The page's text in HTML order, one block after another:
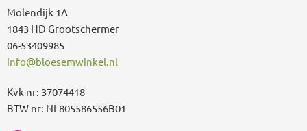
Molendijk 1A
1843 HD Grootschermer
06-53409985
info@bloesemwinkel.nl
Kvk nr: 37074418
BTW nr: NL805586556B01